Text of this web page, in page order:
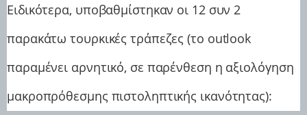
Ειδικότερα, υποβαθμίστηκαν οι 12 συν 2
παρακάτω τουρκικές τράπεζες (το outlook
παραμένει αρνητικό, σε παρένθεση η αξιολόγηση
μακροπρόθεσμης πιστοληπτικής ικανότητας):